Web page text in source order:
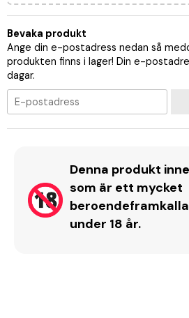
Bevaka produkt
Ange din e-postadress nedan så
produkten finns i lager! Din e-
dagar.
Denna produkt
som är ett mycket
under 18 år.